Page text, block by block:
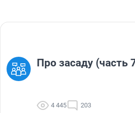
Про засаду (часть
4 445 203